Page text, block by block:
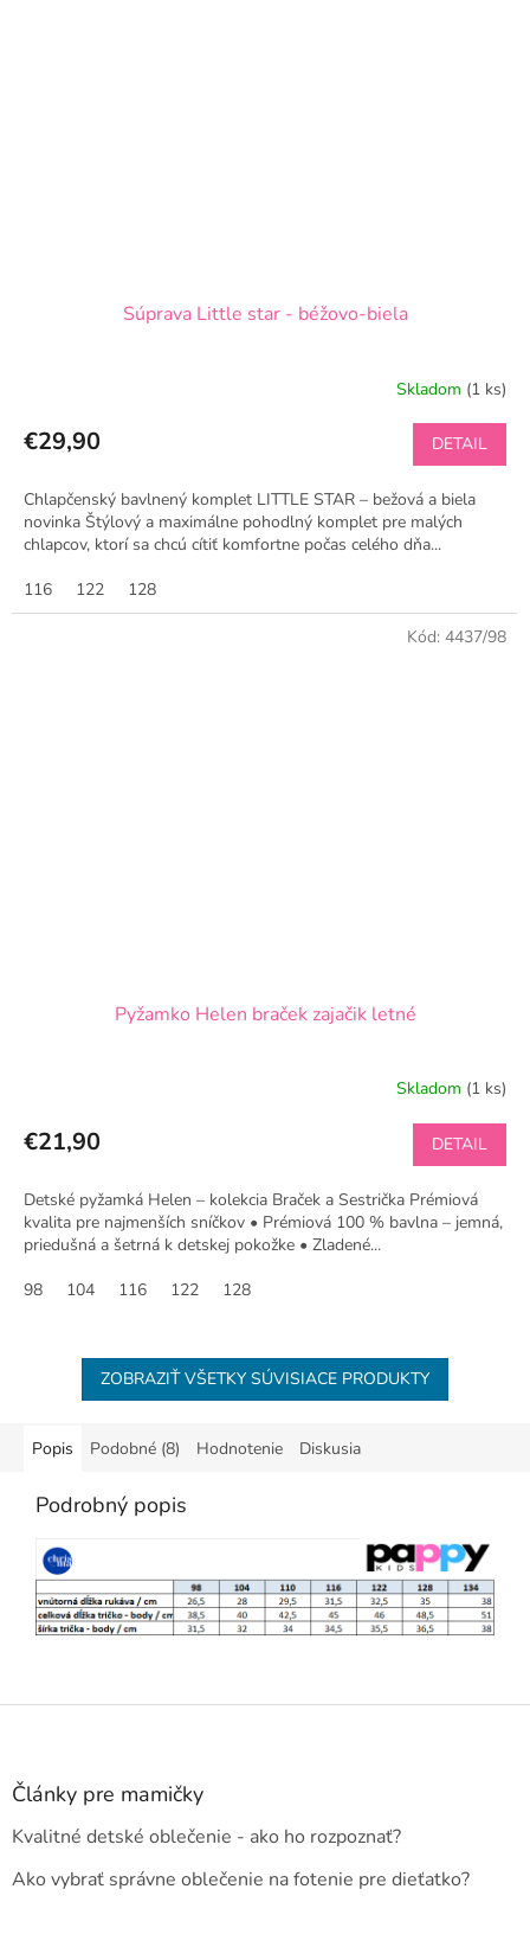
Súprava Little star - béžovo-biela
Skladom (1 ks)
€29,90 DETAIL
Chlapčenský bavlnený komplet LITTLE STAR – bežová a biela
novinka Štýlový a maximálne pohodlný komplet pre malých
chlapcov, ktorí sa chcú cítiť komfortne počas celého dňa...
116
122 128
Pyžamko Helen braček zajačik letné
Skladom (1 ks)
€21,90 DETAIL
Detské pyžamká Helen – kolekcia Braček a Sestrička Prémiová
kvalita pre najmenších sníčkov • Prémiová 100 % bavlna – jemná,
priedušná a šetrná k detskej pokožke • Zladené...
98
104 116 122 128
Kód: 4437/98
ZOBRAZIŤ VŠETKY SÚVISIACE PRODUKTY
Popis Podobné (8) Hodnotenie Diskusia
Podrobný popis
Z
Články pre mamičky
Kvalitné detské oblečenie - ako ho rozpoznať?
Ako vybrať správne oblečenie na fotenie pre dieťatko?